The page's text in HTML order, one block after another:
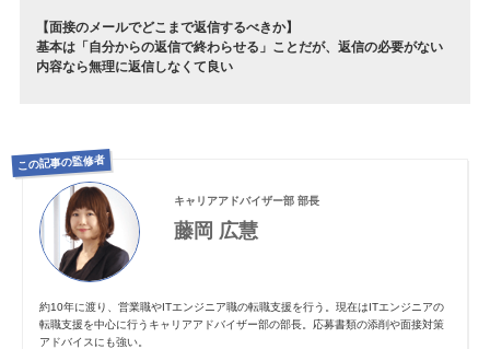
【面接のメールでどこまで返信するべきか】
基本は「自分からの返信で終わらせる」ことだが、返信の必要がない
内容なら無理に返信しなくて良い
この記事の監修者
キャリアアドバイザー部 部長
藤岡 広慧
約10年に渡り、営業職やITエンジニア職の転職支援を行う。現在はITエンジニアの
転職支援を中心に行うキャリアアドバイザー部の部長。応募書類の添削や面接対策
アドバイスにも強い。